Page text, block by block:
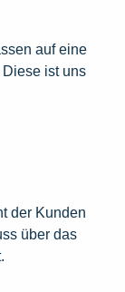
auf eine
ist uns
der Kunden
über das